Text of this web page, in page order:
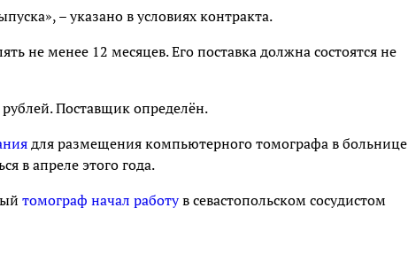
– указано в условиях контракта.
не менее 12 месяцев. Его поставка должна состоятся не
Поставщик определён.
для размещения компьютерного томографа в больнице
в апреле этого года.
томограф начал работув севастопольском сосудистом